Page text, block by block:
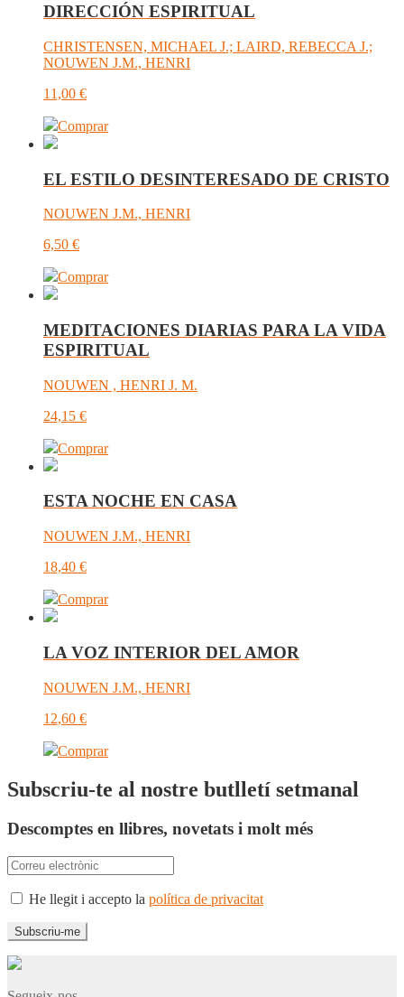
DIRECCIÓN ESPIRITUAL
CHRISTENSEN, MICHAEL J.; LAIRD, REBECCA J.;
NOUWEN J.M., HENRI
11,00 €
Comprar
EL ESTILO DESINTERESADO DE CRISTO
NOUWEN J.M., HENRI
6,50 €
Comprar
MEDITACIONES DIARIAS PARA LA VIDA
ESPIRITUAL
NOUWEN , HENRI J. M.
24,15 €
Comprar
ESTA NOCHE EN CASA
NOUWEN J.M., HENRI
18,40 €
Comprar
LA VOZ INTERIOR DEL AMOR
NOUWEN J.M., HENRI
12,60 €
Comprar
Subscriu-te al nostre butlletí setmanal
Descomptes en llibres, novetats i molt més
He llegit i accepto la política de privacitat